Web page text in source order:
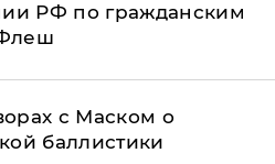
РФ по гражданским
с Маском о
баллистики